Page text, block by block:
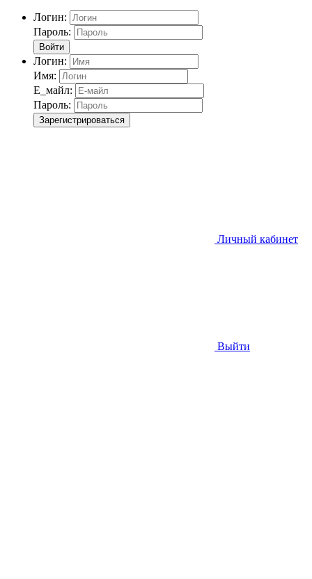
Логин:
Пароль:
Войти
Логин:
Имя:
Е_майл:
Пароль:
Зарегистрироваться
Личный кабинет
Выйти